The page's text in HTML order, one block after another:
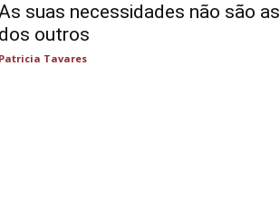
suas necessidades não são as
dos outros
Patricia Tavares